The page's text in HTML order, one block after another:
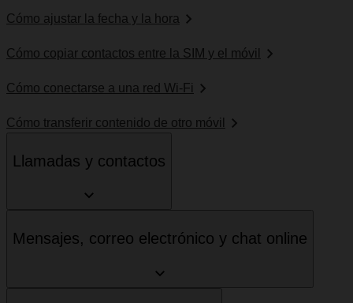
Cómo ajustar la fecha y la hora
Cómo copiar contactos entre la SIM y el móvil
Cómo conectarse a una red Wi-Fi
Cómo transferir contenido de otro móvil
Llamadas y contactos
Mensajes, correo electrónico y chat online